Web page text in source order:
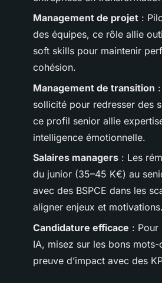
Management de projet :
des équipes, ce rôle allie
soft skills pour maintenir
cohésion.
Management de transition
sollicité pour redresser des
ce profil senior allie
intelligence émotionnelle.
Salaires managers : Les
du junior (35–45 K€) au
avec des BSPCE dans les
aligner enjeux et motivations.
Candidature efficace : Pour
IA, misez sur les bons
preuve d’impact avec des